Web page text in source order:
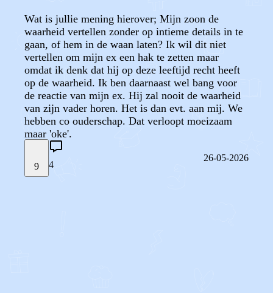
Wat is jullie mening hierover; Mijn zoon de
waarheid vertellen zonder op intieme details in te
gaan, of hem in de waan laten? Ik wil dit niet
vertellen om mijn ex een hak te zetten maar
omdat ik denk dat hij op deze leeftijd recht heeft
op de waarheid. Ik ben daarnaast wel bang voor
de reactie van mijn ex. Hij zal nooit de waarheid
van zijn vader horen. Het is dan evt. aan mij. We
hebben co ouderschap. Dat verloopt moeizaam
maar 'oke'.
9 4
26-05-2026